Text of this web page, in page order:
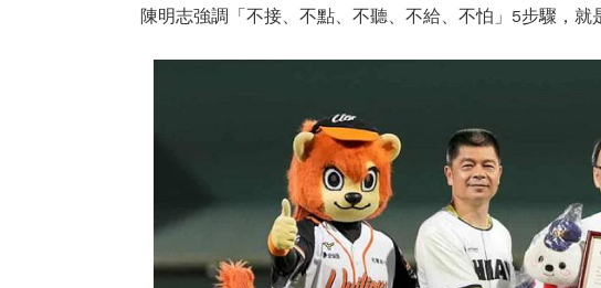
陳明志強調「不接、不點、不聽、不給、不怕」5步驟，就